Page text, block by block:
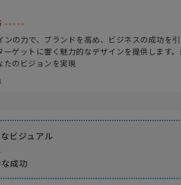
-----
ンの力で、ブランドを高め、ビジネスの成功を
ゲットに響く魅力的なデザインを提供します
たのビジョンを実現
ビジュアル
成功